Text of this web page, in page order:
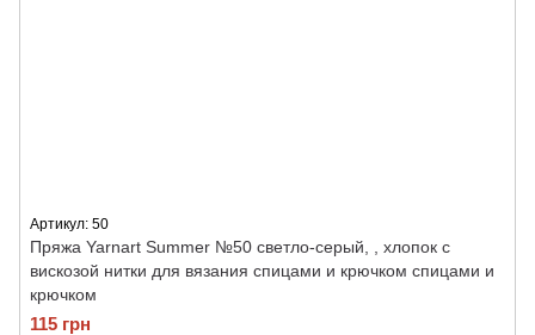
Артикул: 50
Пряжа Yarnart Summer №50 светло-серый, , хлопок с
вискозой нитки для вязания спицами и крючком спицами и
крючком
115 грн